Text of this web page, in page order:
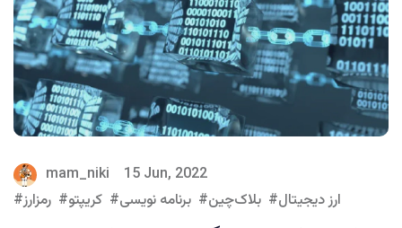
mam_niki
15 Jun, 2022
رمزارز
کریپتو برنامه نویسی بلاک‌چین ارز دیجیتال